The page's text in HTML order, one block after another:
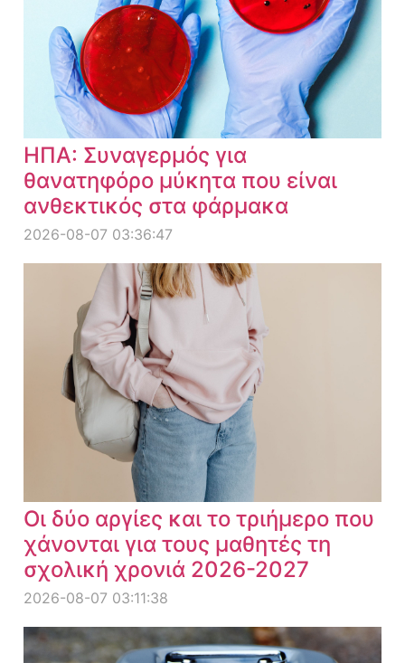
ΗΠΑ: Συναγερμός για
θανατηφόρο μύκητα που είναι
ανθεκτικός στα φάρμακα
2026-08-07 03:36:47
Οι δύο αργίες και το τριήμερο που
χάνονται για τους μαθητές τη
σχολική χρονιά 2026-2027
2026-08-07 03:11:38